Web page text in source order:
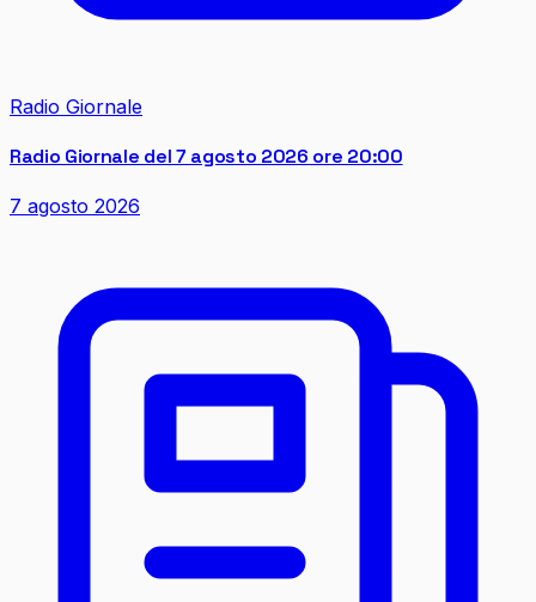
Radio Giornale
Radio Giornale del 7 agosto 2026 ore 20:00
7 agosto 2026